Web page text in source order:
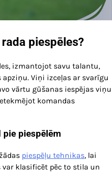
piespēles?
izmantojot savu talantu,
Viņi izceļas ar svarīgu
vārtu gūšanas iespējas viņu
komandas
pie piespēlēm
piespēļu tehnikas, lai
var klasificēt pēc to stila un